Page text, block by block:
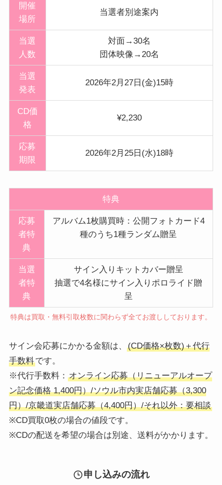
開催
場所
当選者別途案内
当選
人数
対面→30名
団体映像→20名
当選
発表
2026年2月27日(金)15時
CD価
格
¥2,230
応募
期限
2026年2月25日(水)18時
特典
応募
者特
典
アルバム1枚購買時：公開フォトカード4
種のうち1種ランダム贈呈
当選
者特
典
サイン入りキットカバー贈呈
抽選で4名様にサイン入りポロライド贈
呈
特典は買取・無料引取枚数に関わらず全てお渡ししております。
サイン会応募にかかる金額は、
(CD価格×枚数)＋代行
手数料です。
※代行手数料： オンライン応募（リニューアルオープ
ン記念価格 1,400円）/ソウル市内実店舗応募（3,300
円）/京畿道実店舗応募（4,400円）/それ以外：要相談
※CD買取0枚の場合の値段です。
※CDの配送を希望の場合は別途、送料がかかります。
申し込みの流れ